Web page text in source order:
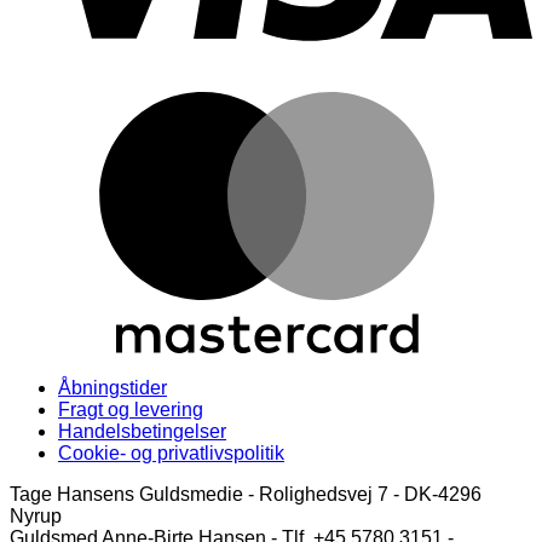
Åbningstider
Fragt og levering
Handelsbetingelser
Cookie- og privatlivspolitik
Tage Hansens Guldsmedie - Rolighedsvej 7 - DK-4296
Nyrup